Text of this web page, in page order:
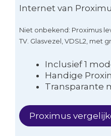
Internet van
Niet onbekend: Proximus
TV. Glasvezel, VDSL2, met
Inclusief 1
Handige
Transparante
Proximus